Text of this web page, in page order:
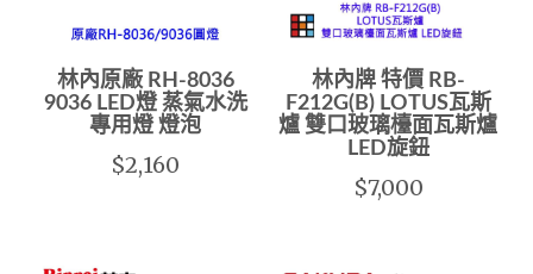
林內原廠 RH-8036
9036 LED燈 蒸氣水洗
專用燈 燈泡
$2,160
林內牌 特價 RB-
F212G(B) LOTUS瓦斯
爐 雙口玻璃檯面瓦斯爐
LED旋鈕
$7,000